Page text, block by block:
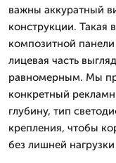
важны аккуратный
конструкции. Такая
композитной
лицевая часть
равномерным. Мы
конкретный
глубину, тип
крепления, чтобы
без лишней